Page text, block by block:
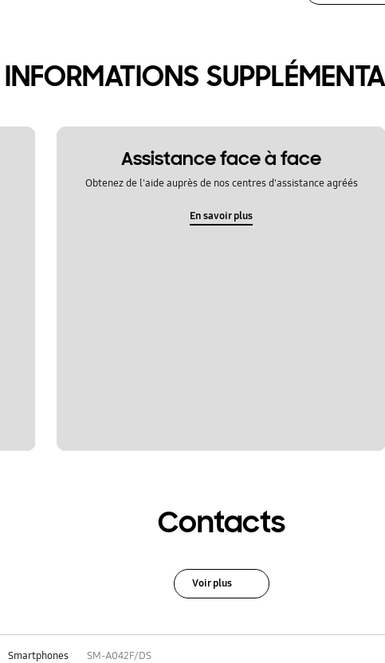
INFORMATIONS
Assistance face à face
Obtenez de l'aide auprès de nos centres d'assistance agréés
En savoir plus
Contacts
Voir plus
Smartphones SM-A042F/DS